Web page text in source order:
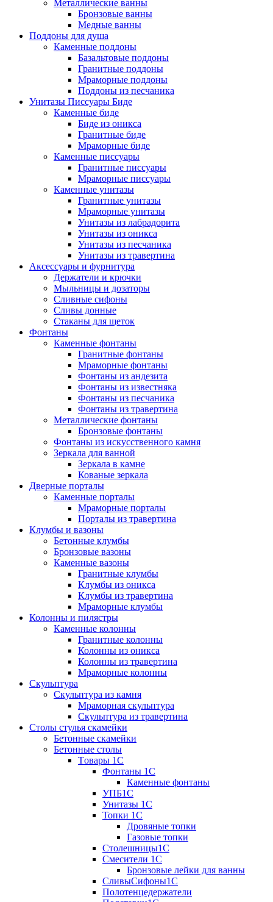
Металлические ванны
Бронзовые ванны
Медные ванны
Поддоны для душа
Каменные поддоны
Базальтовые поддоны
Гранитные поддоны
Мраморные поддоны
Поддоны из песчаника
Унитазы Писсуары Биде
Каменные биде
Биде из оникса
Гранитные биде
Мраморные биде
Каменные писсуары
Гранитные писсуары
Мраморные писсуары
Каменные унитазы
Гранитные унитазы
Мраморные унитазы
Унитазы из лабрадорита
Унитазы из оникса
Унитазы из песчаника
Унитазы из травертина
Аксессуары и фурнитура
Держатели и крючки
Мыльницы и дозаторы
Сливные сифоны
Сливы донные
Стаканы для щеток
Фонтаны
Каменные фонтаны
Гранитные фонтаны
Мраморные фонтаны
Фонтаны из андезита
Фонтаны из известняка
Фонтаны из песчаника
Фонтаны из травертина
Металлические фонтаны
Бронзовые фонтаны
Фонтаны из искусственного камня
Зеркала для ванной
Зеркала в камне
Кованые зеркала
Дверные порталы
Каменные порталы
Мраморные порталы
Порталы из травертина
Клумбы и вазоны
Бетонные клумбы
Бронзовые вазоны
Каменные вазоны
Гранитные клумбы
Клумбы из оникса
Клумбы из травертина
Мраморные клумбы
Колонны и пилястры
Каменные колонны
Гранитные колонны
Колонны из оникса
Колонны из травертина
Мраморные колонны
Скульптура
Скульптура из камня
Мраморная скульптура
Скульптура из травертина
Столы стулья скамейки
Бетонные скамейки
Бетонные столы
Tовары 1C
Фонтаны 1C
Каменные фонтаны
УПБ1С
Унитазы 1С
Топки 1С
Дровяные топки
Газовые топки
Столешницы1С
Смесители 1С
Бронзовые лейки для ванны
СливыСифоны1С
Полотенцедержатели